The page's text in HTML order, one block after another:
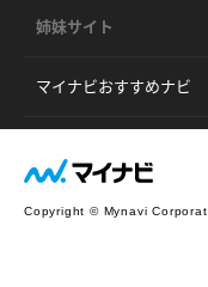
姉妹サイト
マイナビおすすめナビ
Copyright © Mynavi